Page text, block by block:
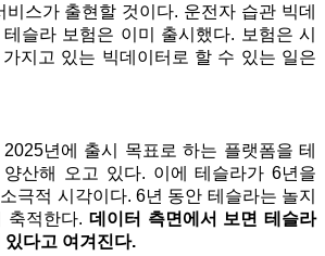
스가 출현할 것이다. 운전자 습관 빅데
슬라 보험은 이미 출시했다. 보험은 시
지고 있는 빅데이터로 할 수 있는 일은
년에 출시 목표로 하는 플랫폼을 테
산해 오고 있다. 이에 테슬라가 6년을
극적 시각이다. 6년 동안 테슬라는 놀지
축적한다. 데이터 측면에서 보면 테슬라
있다고 여겨진다.